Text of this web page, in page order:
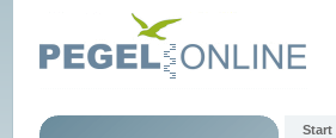
Start